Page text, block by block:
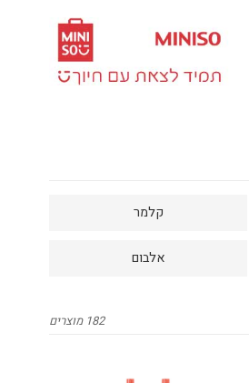
חיפוש
קלמר
אלבום
182 מוצרים